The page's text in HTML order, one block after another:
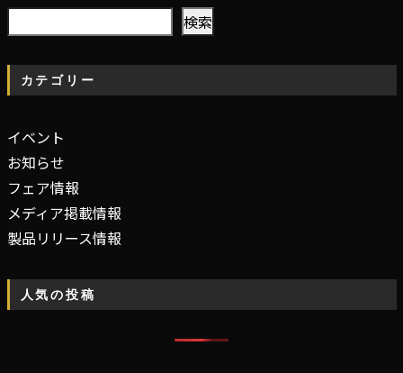
検索
カテゴリー
イベント
お知らせ
フェア情報
メディア掲載情報
製品リリース情報
人気の投稿